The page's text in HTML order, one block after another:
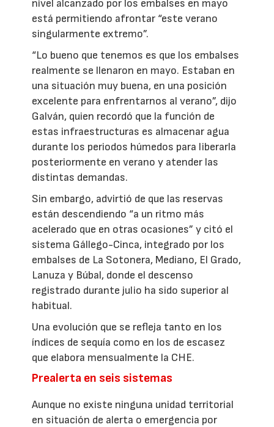
nivel alcanzado por los embalses en mayo
está permitiendo afrontar “este verano
singularmente extremo”.
“Lo bueno que tenemos es que los embalses
realmente se llenaron en mayo. Estaban en
una situación muy buena, en una posición
excelente para enfrentarnos al verano”, dijo
Galván, quien recordó que la función de
estas infraestructuras es almacenar agua
durante los periodos húmedos para liberarla
posteriormente en verano y atender las
distintas demandas.
Sin embargo, advirtió de que las reservas
están descendiendo “a un ritmo más
acelerado que en otras ocasiones” y citó el
sistema Gállego-Cinca, integrado por los
embalses de La Sotonera, Mediano, El Grado,
Lanuza y Búbal, donde el descenso
registrado durante julio ha sido superior al
habitual.
Una evolución que se refleja tanto en los
índices de sequía como en los de escasez
que elabora mensualmente la CHE.
Prealerta en seis sistemas
Aunque no existe ninguna unidad territorial
en situación de alerta o emergencia por